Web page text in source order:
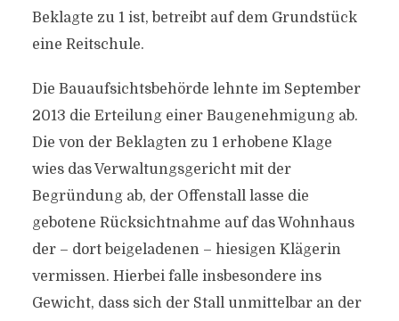
Beklagte zu 1 ist, betreibt auf dem Grundstück
eine Reitschule.
Die Bauaufsichtsbehörde lehnte im September
2013 die Erteilung einer Baugenehmigung ab.
Die von der Beklagten zu 1 erhobene Klage
wies das Verwaltungsgericht mit der
Begründung ab, der Offenstall lasse die
gebotene Rücksichtnahme auf das Wohnhaus
der – dort beigeladenen – hiesigen Klägerin
vermissen. Hierbei falle insbesondere ins
Gewicht, dass sich der Stall unmittelbar an der